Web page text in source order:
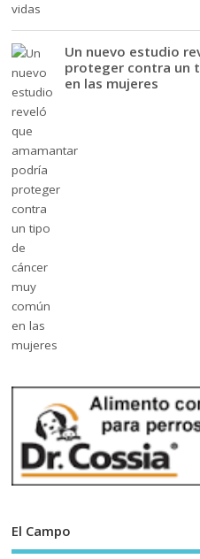
Un nuevo estudio
proteger contra un
en las mujeres
El Campo